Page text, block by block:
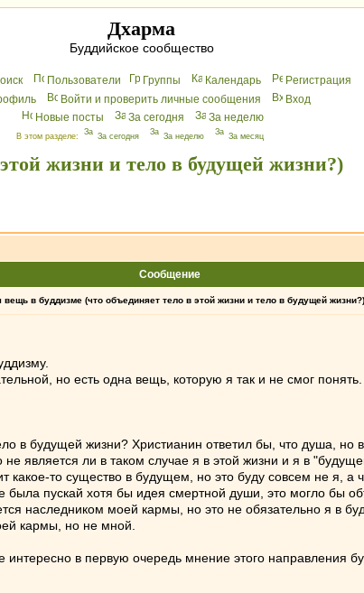
Дхарма
Буддийское сообщество
Пользователи Группы Календарь
Peгиcтрaция
Войти и проверить личные сообщения
Вхoд
Новые посты
За сегодня За неделю
В этом разделе: За сегодня За неделю За месяц
жизни и тело в будущей жизни?)
Сообщение
вещь в буддизме (что объединяет тело в этой жизни и тело в будущей жизни?)
но есть одна вещь, которую я так и не смог понять.
в будущей жизни? Христианин ответил бы, что душа,
не является ли в таком случае я в этой жизни и я в
какое-то существо в будущем, но это буду совсем не я, а
пускай хотя бы идея смертной души, это могло бы
наследником моей кармы, но это не обязательно я в
кармы, но не мной.
в первую очередь мнение этого направления